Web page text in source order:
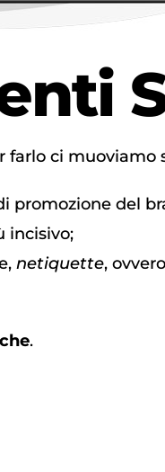
farlo ci muoviamo
promozione del
incisivo;
netiquette,
.